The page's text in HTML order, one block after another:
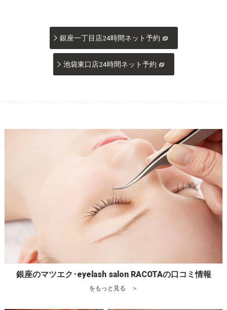
銀座一丁目店24時間ネット予約
池袋東口店24時間ネット予約
銀座のマツエク･eyelash salon RACOTAの口コミ情報
をもっと見る ＞